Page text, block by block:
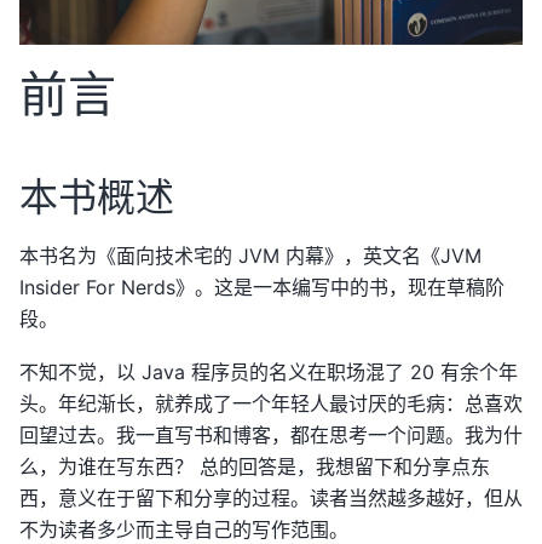
前言
本书概述
本书名为《面向技术宅的 JVM 内幕》，英文名《JVM
Insider For Nerds》。这是一本编写中的书，现在草稿阶
段。
不知不觉，以 Java 程序员的名义在职场混了 20 有余个年
头。年纪渐长，就养成了一个年轻人最讨厌的毛病：总喜欢
回望过去。我一直写书和博客，都在思考一个问题。我为什
么，为谁在写东西？ 总的回答是，我想留下和分享点东
西，意义在于留下和分享的过程。读者当然越多越好，但从
不为读者多少而主导自己的写作范围。